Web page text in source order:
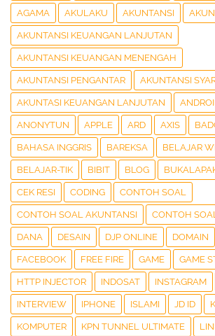
AGAMA AKULAKU AKUNTANSI
AKUNTANSI KEUANGAN LANJUTAN
AKUNTANSI KEUANGAN MENENGAH
AKUNTANSI PENGANTAR AKUNTANSI
AKUNTASI KEUANGAN LANJUTAN
ANONYTUN APPLE ARD AXIS
BAHASA INGGRIS BAREKSA BELAJAR
BELAJAR-TIK BIBIT BLOG
CEK RESI CODING CONTOH SOAL
CONTOH SOAL AKUNTANSI CONTOH
DANA DESAIN DJP ONLINE DOMAIN
FACEBOOK FREE FIRE GAME GAME
HTTP INJECTOR INDOSAT INSTAGRAM
INTERVIEW IPHONE ISLAMI JD ID
KOMPUTER KPN TUNNEL ULTIMATE